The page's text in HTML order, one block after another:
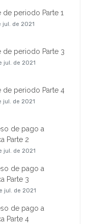
periodo Parte 1
jul. de 2021
de periodo Parte 3
jul. de 2021
de periodo Parte 4
jul. de 2021
de pago a
Parte 2
jul. de 2021
de pago a
Parte 3
jul. de 2021
de pago a
Parte 4